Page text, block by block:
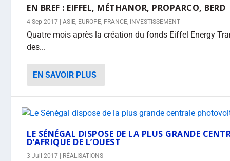
EN BREF : EIFFEL, MÉTHANOR, PROPARCO, BERD
4 Sep 2017 |ASIE, EUROPE, FRANCE, INVESTISSEMENT
Quatre mois après la création du fonds Eiffel Energy
des...
EN SAVOIR PLUS
LE SÉNÉGAL DISPOSE DE LA PLUS GRANDE
D’AFRIQUE DE L’OUEST
3 Juil 2017 RÉALISATIONS